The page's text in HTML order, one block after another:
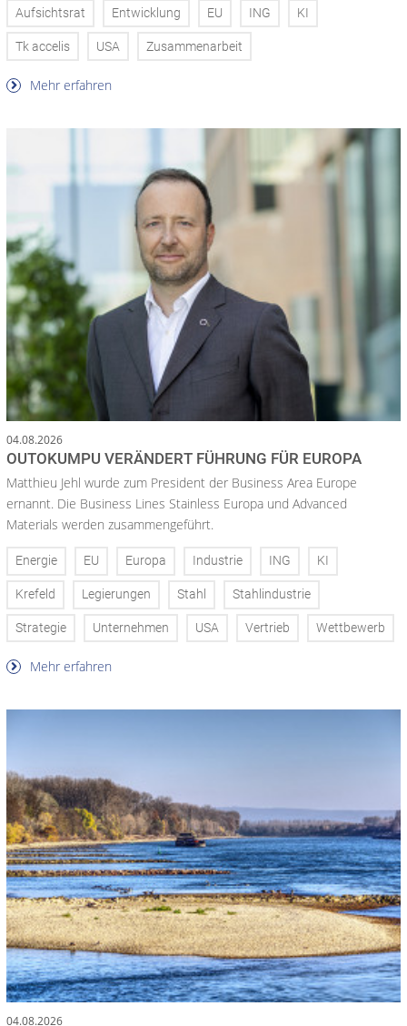
Aufsichtsrat Entwicklung EU ING KI
Tk accelis USA Zusammenarbeit
Mehr erfahren
04.08.2026
OUTOKUMPU VERÄNDERT FÜHRUNG FÜR EUROPA
Matthieu Jehl wurde zum President der Business Area Europe
ernannt. Die Business Lines Stainless Europa und Advanced
Materials werden zusammengeführt.
Energie EU Europa Industrie ING KI
Krefeld Legierungen Stahl Stahlindustrie
Strategie Unternehmen USA Vertrieb Wettbewerb
Mehr erfahren
04.08.2026